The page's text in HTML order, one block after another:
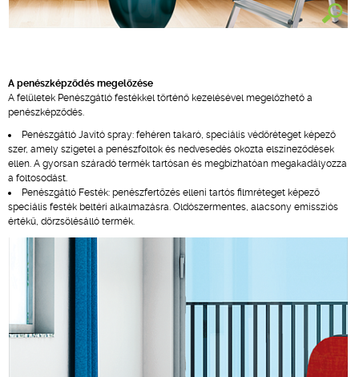
A penészképződés megelőzése
A felületek Penészgátló festékkel történő kezelésével megelőzhető a
penészképződés.
Penészgátló Javító spray: fehéren takaró, speciális védőréteget képező
szer, amely szigetel a penészfoltok és nedvesedés okozta elszíneződések
ellen. A gyorsan száradó termék tartósan és megbízhatóan megakadályozza
a foltosodást.
Penészgátló Festék: penészfertőzés elleni tartós filmréteget képező
speciális festék beltéri alkalmazásra. Oldószermentes, alacsony emissziós
értékű, dörzsölésálló termék.